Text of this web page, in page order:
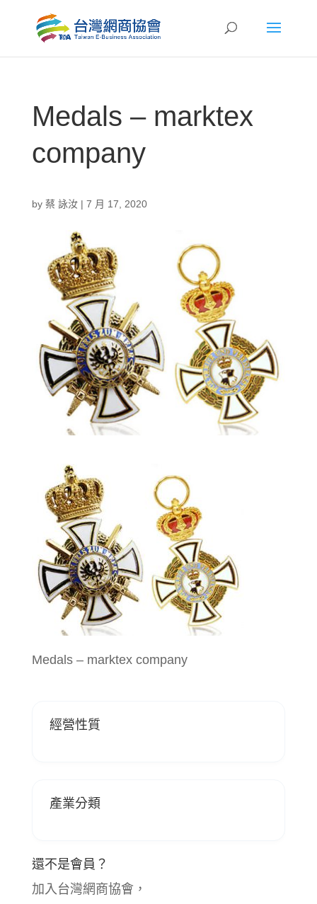
Medals – marktex
company
by 蔡 詠汝| 7 月 17, 2020
Medals – marktex company
經營性質
產業分類
還不是會員？
加入台灣網商協會，